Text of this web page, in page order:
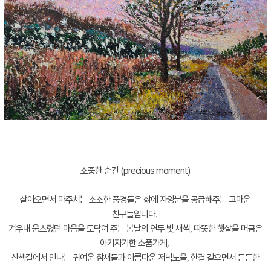
소중한 순간 (precious moment)
살아오면서 마주치는 소소한 풍경들은 삶에 자양분을 공급해주는 고마운
친구들입니다.
겨우내 움츠렸던 마음을 토닥여 주는 봄날의 연두 빛 새싹, 따뜻한 햇살을 머금은
아기자기한 소품가게,
산책길에서 만나는 귀여운 참새들과 아름다운 저녁노을, 한결 같으면서 든든한